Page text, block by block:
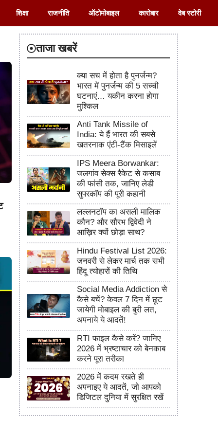
शिक्षा राजनीति ऑटोमोबाइल कारोबार वेब स्टोरी
ताजा खबरें
क्या सच में होता है पुनर्जन्म?
भारत में पुनर्जन्म की 5 सच्ची
घटनाएं… यकीन करना होगा
मुश्किल
Anti Tank Missile of
India: ये हैं भारत की सबसे
खतरनाक एंटी-टैंक मिसाइलें
IPS Meera Borwankar:
जलगांव सेक्स रैकेट से कसाब
की फांसी तक, जानिए लेडी
सुपरकॉप की पूरी कहानी
लल्लनटॉप का असली मालिक
कौन? और सौरभ द्विवेदी ने
आख़िर क्यों छोड़ा साथ?
Hindu Festival List 2026:
जनवरी से लेकर मार्च तक सभी
हिंदू त्योहारों की तिथि
Social Media Addiction से
कैसे बचें? केवल 7 दिन में छूट
जायेगी मोबाइल की बुरी लत,
अपनाये ये आदतें!
RTI फाइल कैसे करें? जानिए
2026 में भ्रष्टाचार को बेनकाब
करने पूरा तरीका
2026 में कदम रखते ही
अपनाइए ये आदतें, जो आपको
डिजिटल दुनिया में सुरक्षित रखें